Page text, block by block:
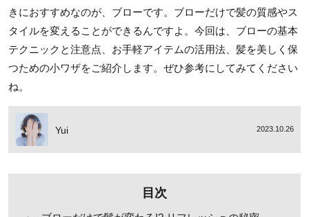
きにおすすめなのが、ブローです。ブローだけで髪の質感やス
タイルを変えることができるんですよ。今回は、ブローの基本
テクニックと注意点、お手軽アイテムの活用法、髪を美しく保
つための小ワザをご紹介します。ぜひ参考にしてみてください
ね。
Yui 2023.10.26
目次